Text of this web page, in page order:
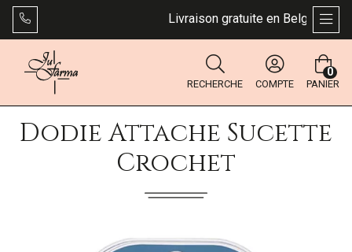
Livraison gratuite en Belgique
RECHERCHE COMPTE PANIER
0
Dodie Attache Sucette
Crochet